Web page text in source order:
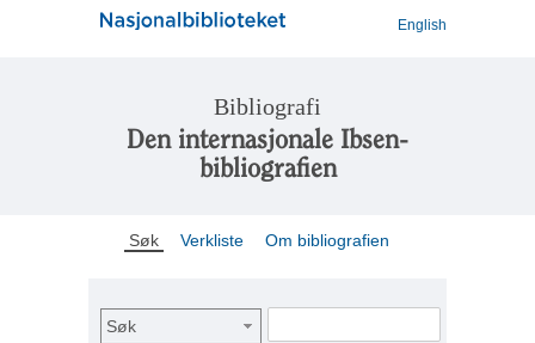
English
Bibliografi
Den internasjonale Ibsen-
bibliografien
Søk Verkliste Om bibliografien
Søk